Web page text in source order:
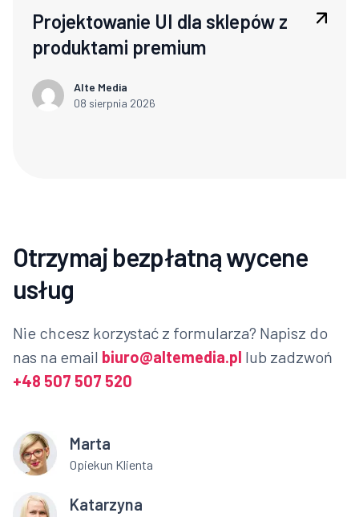
Projektowanie UI dla sklepów z
produktami premium
Alte Media
08 sierpnia 2026
Otrzymaj bezpłatną wycene
usług
Nie chcesz korzystać z formularza? Napisz do
nas na email biuro@altemedia.pl lub zadzwoń
+48 507 507 520
Marta
Opiekun Klienta
Katarzyna